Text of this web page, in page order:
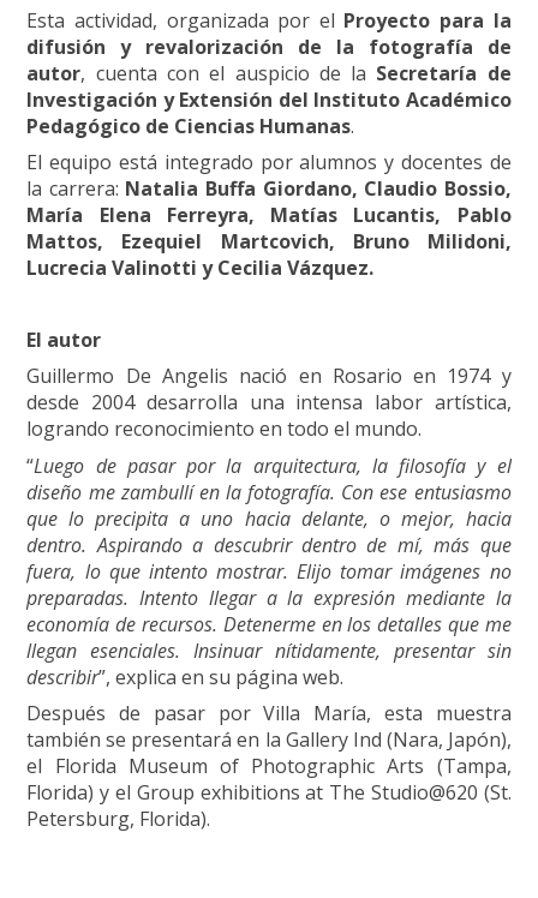
Esta actividad, organizada por el Proyecto para la
difusión y revalorización de la fotografía de
autor, cuenta con el auspicio de la Secretaría de
Investigación y Extensión del Instituto Académico
Pedagógico de Ciencias Humanas.
El equipo está integrado por alumnos y docentes de
la carrera: Natalia Buffa Giordano, Claudio Bossio,
María Elena Ferreyra, Matías Lucantis, Pablo
Mattos, Ezequiel Martcovich, Bruno Milidoni,
Lucrecia Valinotti y Cecilia Vázquez.
El autor
Guillermo De Angelis nació en Rosario en 1974 y
desde 2004 desarrolla una intensa labor artística,
logrando reconocimiento en todo el mundo.
“Luego de pasar por la arquitectura, la filosofía y el
diseño me zambullí en la fotografía. Con ese entusiasmo
que lo precipita a uno hacia delante, o mejor, hacia
dentro. Aspirando a descubrir dentro de mí, más que
fuera, lo que intento mostrar. Elijo tomar imágenes no
preparadas. Intento llegar a la expresión mediante la
economía de recursos. Detenerme en los detalles que me
llegan esenciales. Insinuar nítidamente, presentar sin
describir”, explica en su página web.
Después de pasar por Villa María, esta muestra
también se presentará en la Gallery Ind (Nara, Japón),
el Florida Museum of Photographic Arts (Tampa,
Florida) y el Group exhibitions at The Studio@620 (St.
Petersburg, Florida).